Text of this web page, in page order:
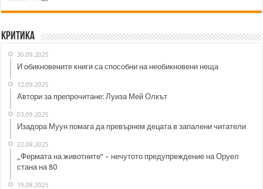
Критика
30.09.2025
И обикновените книги са способни на необикновени неща
12.09.2025
Автори за препрочитане: Луиза Мей Олкът
03.09.2025
Изадора Муун помага да превърнем децата в запалени читатели
22.08.2025
„Фермата на животните“ – нечутото предупреждение на Оруел
стана на 80
19.08.2025